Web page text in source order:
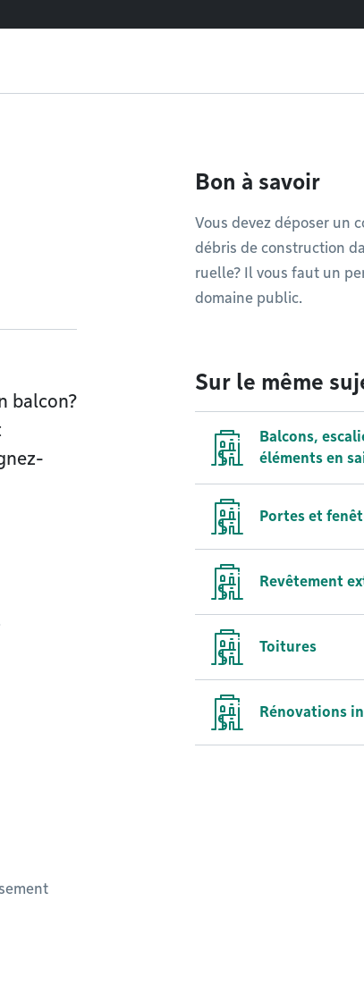
balcon?
Bon à savoir
Vous devez déposer un
débris de construction
ruelle? Il vous faut un
domaine public.
Sur le même
Balcons,
éléments en
Portes et
Revêtement
Toitures
Rénovations